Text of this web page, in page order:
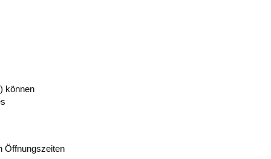
können
Öffnungszeiten